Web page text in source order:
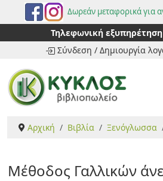
Δωρεάν μεταφορικά για
Τηλεφωνική
Σύνδεση / Δημιουργία
Αρχική Βιβλία Ξενόγλωσσα
Μέθοδος Γαλλικών